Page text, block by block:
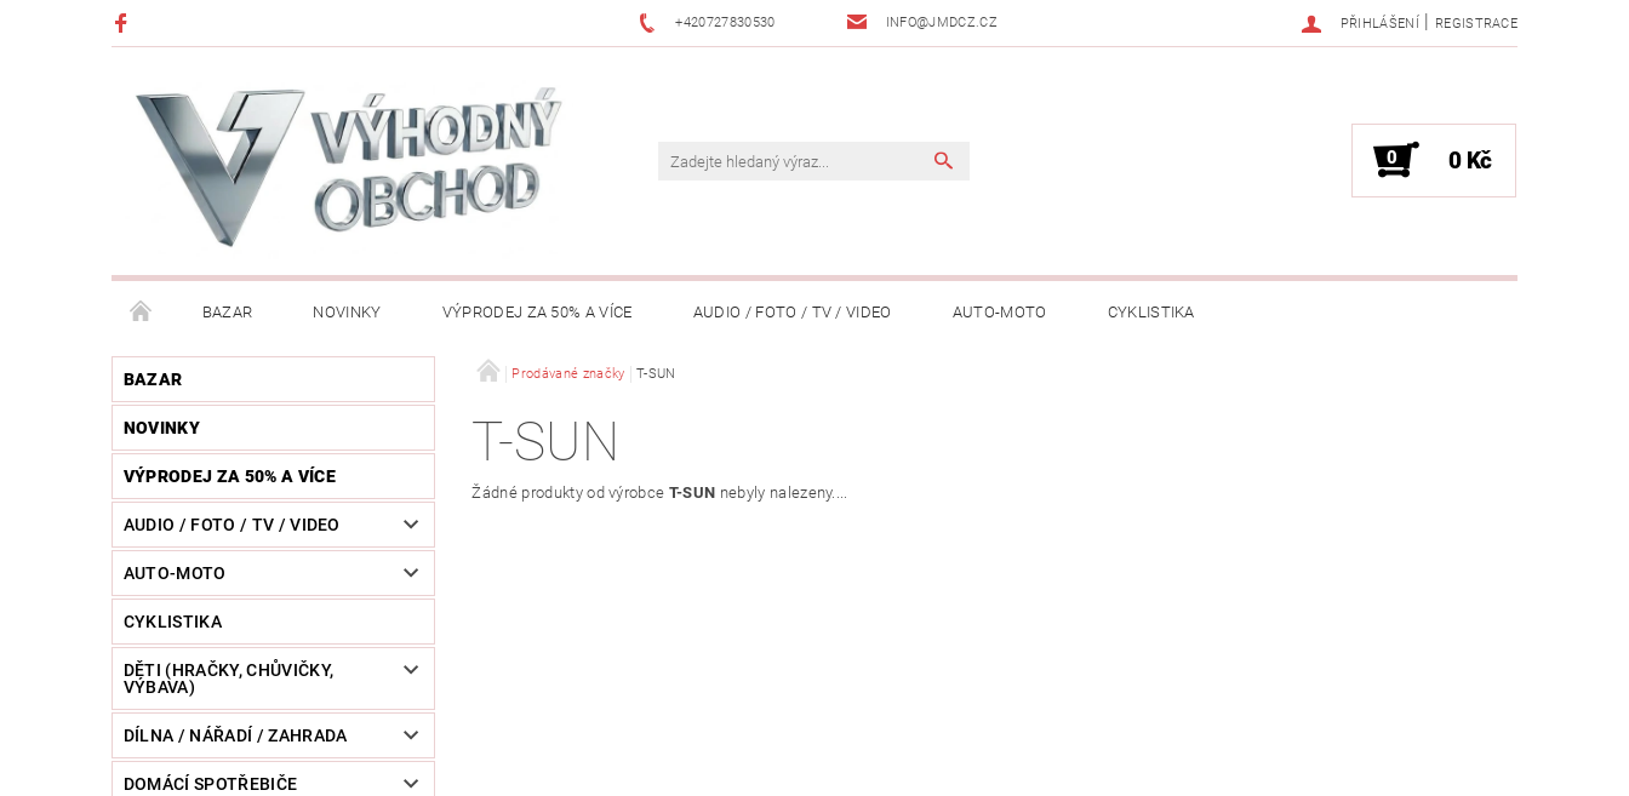
+420727830530 INFO@JMDCZ.CZ PŘIHLÁŠENÍ | REGISTRACE
0 0 Kč
BAZAR NOVINKY VÝPRODEJ ZA 50% A VÍCE AUDIO / FOTO / TV / VIDEO AUTO-MOTO CYKLISTIKA
DĚTI (HRAČKY, CHŮVIČKY, VÝBAVA) DÍLNA / NÁŘADÍ / ZAHRADA
HUDEBNÍ NÁSTROJE CHYTRÉ HODINKY / MOBILY / TABLETY / PŘÍSLUŠENSTVÍ
KOSMETIKA / ŠPERKY KOŽENÝ SVĚT (OPASKY, PENĚŽENKY, ...) OSOBNÍ POMŮCKY
POWERBANKY
ZVÍŘATA / CHOVATELSKÉ POTŘEBY
BAZAR
NOVINKY
VÝPRODEJ ZA 50% A VÍCE
AUDIO / FOTO / TV / VIDEO
AUTO-MOTO
CYKLISTIKA
DĚTI (HRAČKY, CHŮVIČKY,
VÝBAVA)
DÍLNA / NÁŘADÍ / ZAHRADA
DOMÁCÍ SPOTŘEBIČE
Prodávané značky T-SUN
T-SUN
Žádné produkty od výrobce T-SUN nebyly nalezeny....